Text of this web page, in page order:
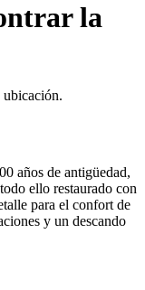
la
ubicación.
años de antigüedad,
ello restaurado con
para el confort de
y un descando